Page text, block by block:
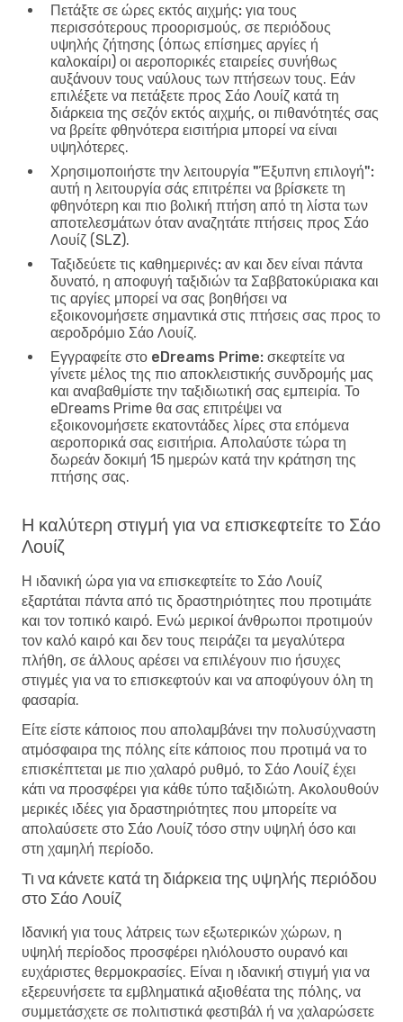
Πετάξτε σε ώρες εκτός αιχμής: για τους
περισσότερους προορισμούς, σε περιόδους
υψηλής ζήτησης (όπως επίσημες αργίες ή
καλοκαίρι) οι αεροπορικές εταιρείες συνήθως
αυξάνουν τους ναύλους των πτήσεων τους. Εάν
επιλέξετε να πετάξετε προς Σάο Λουίζ κατά τη
διάρκεια της σεζόν εκτός αιχμής, οι πιθανότητές σας
να βρείτε φθηνότερα εισιτήρια μπορεί να είναι
υψηλότερες.
Χρησιμοποιήστε την λειτουργία "Έξυπνη επιλογή":
αυτή η λειτουργία σάς επιτρέπει να βρίσκετε τη
φθηνότερη και πιο βολική πτήση από τη λίστα των
αποτελεσμάτων όταν αναζητάτε πτήσεις προς Σάο
Λουίζ (SLZ).
Ταξιδεύετε τις καθημερινές: αν και δεν είναι πάντα
δυνατό, η αποφυγή ταξιδιών τα Σαββατοκύριακα και
τις αργίες μπορεί να σας βοηθήσει να
εξοικονομήσετε σημαντικά στις πτήσεις σας προς το
αεροδρόμιο Σάο Λουίζ.
Εγγραφείτε στο eDreams Prime: σκεφτείτε να
γίνετε μέλος της πιο αποκλειστικής συνδρομής μας
και αναβαθμίστε την ταξιδιωτική σας εμπειρία. Το
eDreams Prime θα σας επιτρέψει να
εξοικονομήσετε εκατοντάδες λίρες στα επόμενα
αεροπορικά σας εισιτήρια. Απολαύστε τώρα τη
δωρεάν δοκιμή 15 ημερών κατά την κράτηση της
πτήσης σας.
Η καλύτερη στιγμή για να επισκεφτείτε το Σάο
Λουίζ
Η ιδανική ώρα για να επισκεφτείτε το Σάο Λουίζ
εξαρτάται πάντα από τις δραστηριότητες που προτιμάτε
και τον τοπικό καιρό. Ενώ μερικοί άνθρωποι προτιμούν
τον καλό καιρό και δεν τους πειράζει τα μεγαλύτερα
πλήθη, σε άλλους αρέσει να επιλέγουν πιο ήσυχες
στιγμές για να το επισκεφτούν και να αποφύγουν όλη τη
φασαρία.
Είτε είστε κάποιος που απολαμβάνει την πολυσύχναστη
ατμόσφαιρα της πόλης είτε κάποιος που προτιμά να το
επισκέπτεται με πιο χαλαρό ρυθμό, το Σάο Λουίζ έχει
κάτι να προσφέρει για κάθε τύπο ταξιδιώτη. Ακολουθούν
μερικές ιδέες για δραστηριότητες που μπορείτε να
απολαύσετε στο Σάο Λουίζ τόσο στην υψηλή όσο και
στη χαμηλή περίοδο.
Τι να κάνετε κατά τη διάρκεια της υψηλής περιόδου
στο Σάο Λουίζ
Ιδανική για τους λάτρεις των εξωτερικών χώρων, η
υψηλή περίοδος προσφέρει ηλιόλουστο ουρανό και
ευχάριστες θερμοκρασίες. Είναι η ιδανική στιγμή για να
εξερευνήσετε τα εμβληματικά αξιοθέατα της πόλης, να
συμμετάσχετε σε πολιτιστικά φεστιβάλ ή να χαλαρώσετε